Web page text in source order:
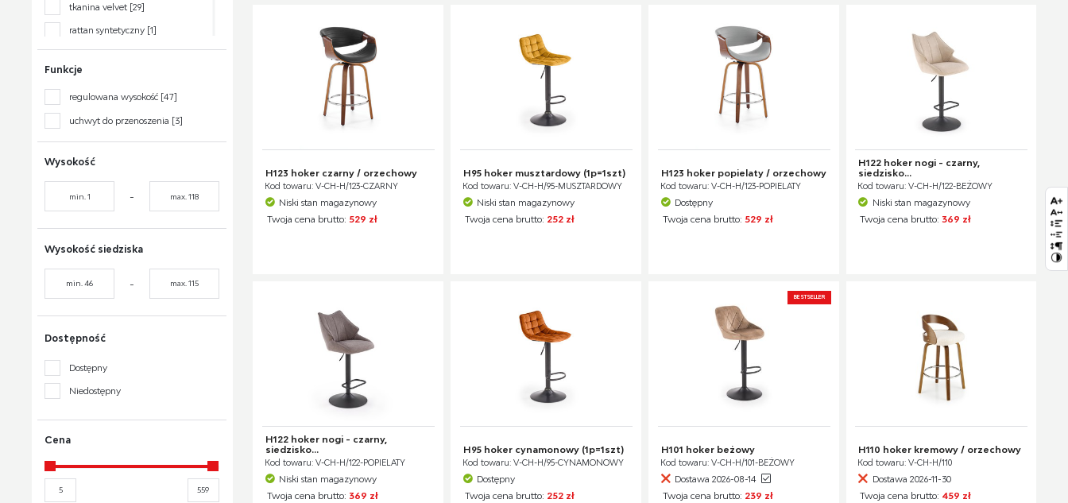
orzech ciemny[3]
srebrny[1]
tkanina velvet [29]
rattan syntetyczny [1]
tkanina bouclé[2]
sklejka gięta
polipropylen[2]
MDF laminowany[1]
Funkcje
regulowana wysokość [47]
uchwyt do przenoszenia [3]
Wysokość
-
Wysokość siedziska
-
Dostępność
Dostępny
Niedostępny
Cena
H123 hoker czarny / orzechowy
Kod towaru: V-CH-H/123-CZARNY
Niski stan magazynowy
Twoja cena brutto: 529 zł
H95 hoker musztardowy (1p=1szt)
Kod towaru: V-CH-H/95-MUSZTARDOWY
Niski stan magazynowy
Twoja cena brutto: 252 zł
H123 hoker popielaty / orzechowy
Kod towaru: V-CH-H/123-POPIELATY
Dostępny
Twoja cena brutto: 529 zł
H122 hoker nogi - czarny,
siedzisko...
Kod towaru: V-CH-H/122-BEŻOWY
Niski stan magazynowy
Twoja cena brutto:369 zł
H122 hoker nogi - czarny,
siedzisko...
Kod towaru: V-CH-H/122-POPIELATY
Niski stan magazynowy
Twoja cena brutto: 369 zł
H95 hoker cynamonowy (1p=1szt)
Kod towaru: V-CH-H/95-CYNAMONOWY
Dostępny
Twoja cena brutto: 252 zł
BESTSELLER
H101 hoker beżowy
Kod towaru: V-CH-H/101-BEŻOWY
Dostawa 2026-08-14
Twoja cena brutto: 239 zł
H110 hoker kremowy / orzechowy
Kod towaru: V-CH-H/110
Dostawa 2026-11-30
Twoja cena brutto: 459 zł